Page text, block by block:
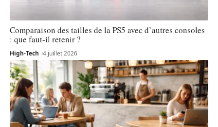
Comparaison des tailles de la PS5 avec d’autres consoles
: que faut-il retenir ?
High-Tech 4 juillet 2026